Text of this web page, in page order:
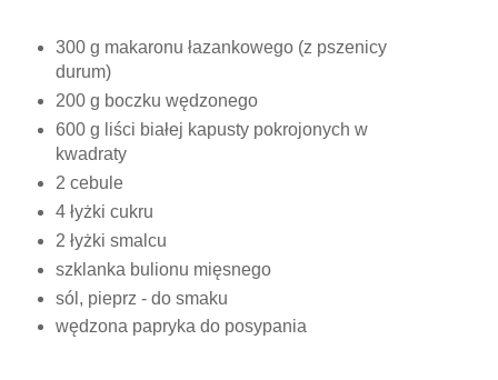
300 g makaronu łazankowego (z pszenicy
durum)
200 g boczku wędzonego
600 g liści białej kapusty pokrojonych w
kwadraty
2 cebule
4 łyżki cukru
2 łyżki smalcu
szklanka bulionu mięsnego
sól, pieprz - do smaku
wędzona papryka do posypania